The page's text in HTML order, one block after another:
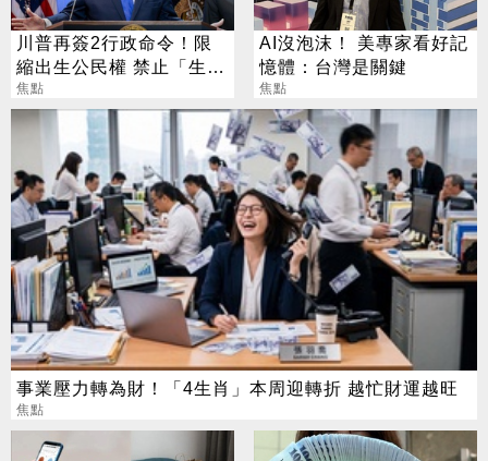
川普再簽2行政命令！限
縮出生公民權 禁止「生育
旅遊」
焦點
AI沒泡沫！ 美專家看好記
憶體：台灣是關鍵
焦點
事業壓力轉為財！「4生肖」本周迎轉折 越忙財運越旺
焦點